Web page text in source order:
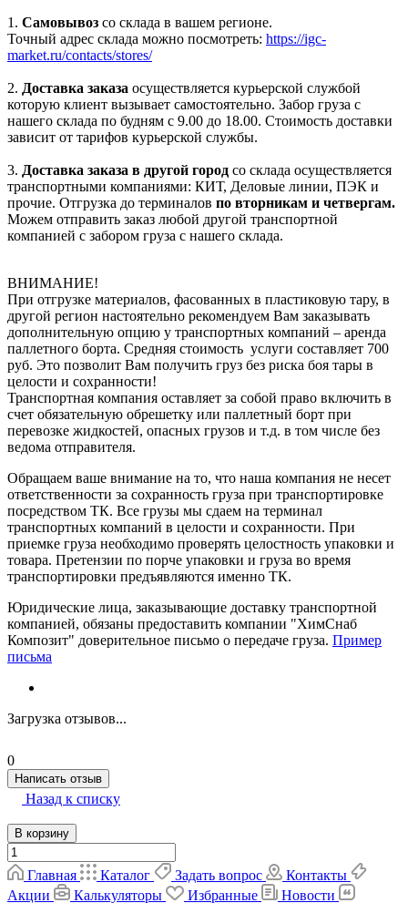
1. Самовывоз со склада в вашем регионе.
Точный адрес склада можно посмотреть: https://igc-
market.ru/contacts/stores/
2. Доставка заказа осуществляется курьерской службой
которую клиент вызывает самостоятельно. Забор груза с
нашего склада по будням с 9.00 до 18.00. Стоимость доставки
зависит от тарифов курьерской службы.
3. Доставка заказа в другой город со склада осуществляется
транспортными компаниями: КИТ, Деловые линии, ПЭК и
прочие. Отгрузка до терминалов по вторникам и четвергам.
Можем отправить заказ любой другой транспортной
компанией с забором груза с нашего склада.
ВНИМАНИЕ!
При отгрузке материалов, фасованных в пластиковую тару, в
другой регион настоятельно рекомендуем Вам заказывать
дополнительную опцию у транспортных компаний – аренда
паллетного борта. Средняя стоимость услуги составляет 700
руб. Это позволит Вам получить груз без риска боя тары в
целости и сохранности!
Транспортная компания оставляет за собой право включить в
счет обязательную обрешетку или паллетный борт при
перевозке жидкостей, опасных грузов и т.д. в том числе без
ведома отправителя.
Обращаем ваше внимание на то, что наша компания не несет
ответственности за сохранность груза при транспортировке
посредством ТК. Все грузы мы сдаем на терминал
транспортных компаний в целости и сохранности. При
приемке груза необходимо проверять целостность упаковки и
товара. Претензии по порче упаковки и груза во время
транспортировки предъявляются именно ТК.
Юридические лица, заказывающие доставку транспортной
компанией, обязаны предоставить компании "ХимСнаб
Композит" доверительное письмо о передаче груза. Пример
письма
Загрузка отзывов...
0
Написать отзыв
Назад к списку
В корзину
Главная Каталог Задать вопрос
Контакты
Акции
Калькуляторы Избранные
Новости